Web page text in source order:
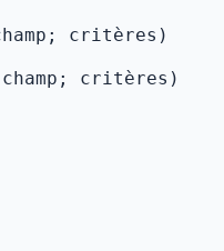
champ; critères)
champ; critères)